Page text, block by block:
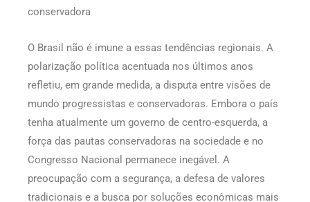
conservadora
O Brasil não é imune a essas tendências regionais. A
polarização política acentuada nos últimos anos
refletiu, em grande medida, a disputa entre visões de
mundo progressistas e conservadoras. Embora o país
tenha atualmente um governo de centro-esquerda, a
força das pautas conservadoras na sociedade e no
Congresso Nacional permanece inegável. A
preocupação com a segurança, a defesa de valores
tradicionais e a busca por soluções econômicas mais